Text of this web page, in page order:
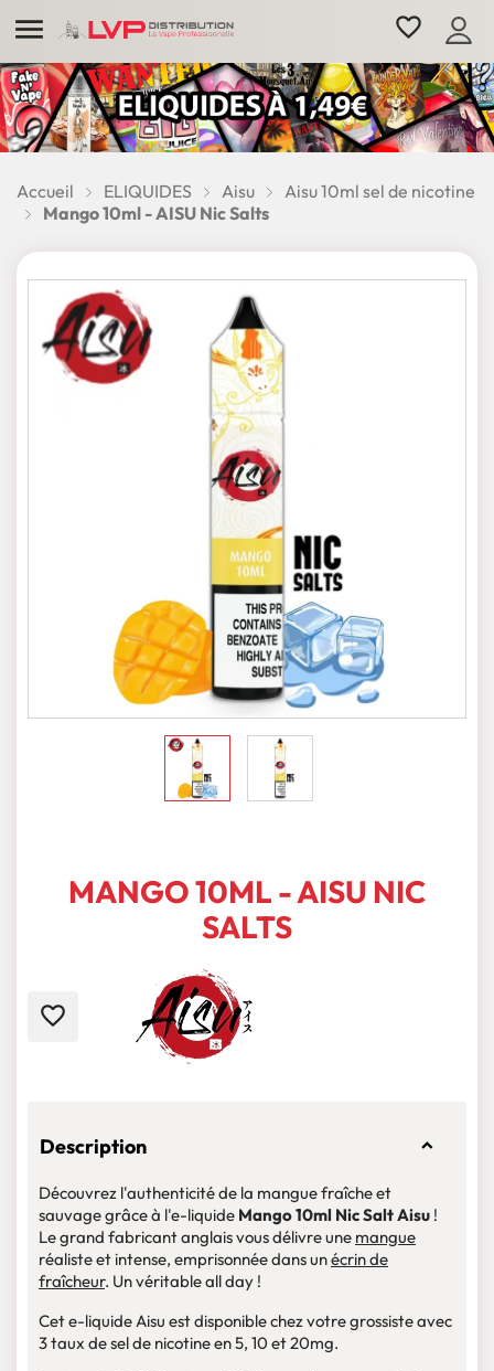
 favorite_border
Accueil ELIQUIDES Aisu
Aisu 10ml sel de nicotine
Mango 10ml - AISU Nic Salts
MANGO 10ML - AISU NIC
SALTS
favorite_border
Description
Découvrez l'authenticité de la mangue fraîche et
sauvage grâce à l'e-liquide Mango 10ml Nic Salt Aisu !
Le grand fabricant anglais vous délivre une mangue
réaliste et intense, emprisonnée dans unécrin de
fraîcheur. Un véritable all day !
Cet e-liquide Aisu est disponible chez votre grossiste avec
3 taux de sel de nicotine en 5, 10 et 20mg.